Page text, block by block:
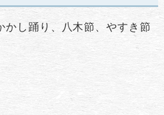
かし踊り、八木節、やすき節